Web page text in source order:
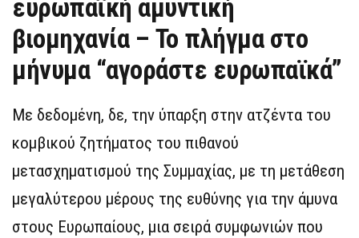
ευρωπαϊκή αμυντική
βιομηχανία – Το πλήγμα στο
μήνυμα “αγοράστε ευρωπαϊκά”
Με δεδομένη, δε, την ύπαρξη στην ατζέντα του
κομβικού ζητήματος του πιθανού
μετασχηματισμού της Συμμαχίας, με τη μετάθεση
μεγαλύτερου μέρους της ευθύνης για την άμυνα
στους Ευρωπαίους, μια σειρά συμφωνιών που